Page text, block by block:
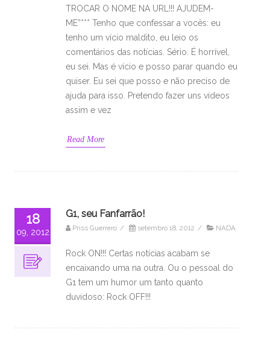
TROCAR O NOME NA URL!!! AJUDEM-
ME”*** Tenho que confessar a vocês: eu
tenho um vício maldito, eu leio os
comentários das notícias. Sério. É horrível,
eu sei. Mas é vício e posso parar quando eu
quiser. Eu sei que posso e não preciso de
ajuda para isso. Pretendo fazer uns vídeos
assim e vez
Read More
18
09, 2012
G1, seu Fanfarrão!
Priss Guerrero / setembro 18, 2012 / NADA
Rock ON!!! Certas notícias acabam se
encaixando uma na outra. Ou o pessoal do
G1 tem um humor um tanto quanto
duvidoso: Rock OFF!!!